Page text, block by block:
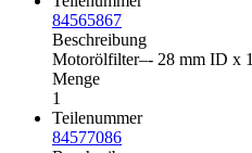
84565867
Beschreibung
Motorölfilter–- 28 mm ID x
Menge
1
Teilenummer
84577086